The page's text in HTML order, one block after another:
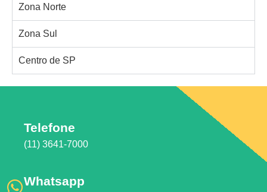
Zona Norte
Zona Sul
Centro de SP
Telefone
(11) 3641-7000
Whatsapp